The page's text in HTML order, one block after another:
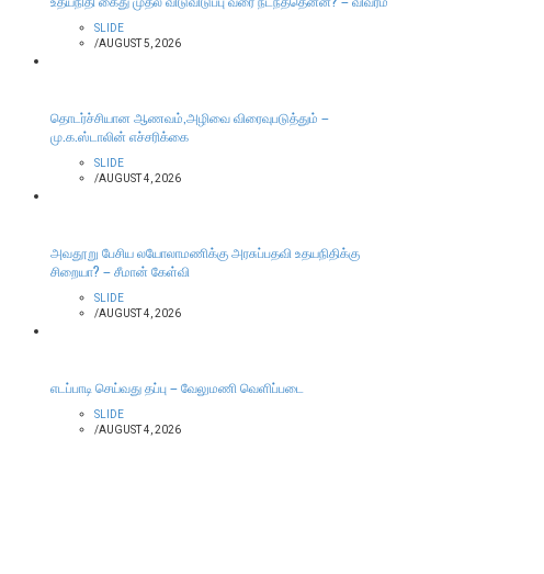
SLIDE
/AUGUST 5, 2026
தொடர்ச்சியான ஆணவம்,அழிவை விரைவுபடுத்தும் –
மு.க.ஸ்டாலின் எச்சரிக்கை
SLIDE
/AUGUST 4, 2026
அவதூறு பேசிய லயோலாமணிக்கு அரசுப்பதவி உதயநிதிக்கு
சிறையா? – சீமான் கேள்வி
SLIDE
/AUGUST 4, 2026
எடப்பாடி செய்வது தப்பு – வேலுமணி வெளிப்படை
SLIDE
/AUGUST 4, 2026